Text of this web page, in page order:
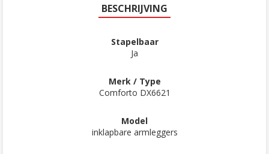
BESCHRIJVING
Stapelbaar
Ja
Merk / Type
Comforto DX6621
Model
inklapbare armleggers